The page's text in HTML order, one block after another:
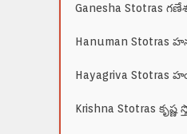
Ganesha Stotras
Hanuman Stotras
Hayagriva Stotras
Krishna Stotras కృష్ణ